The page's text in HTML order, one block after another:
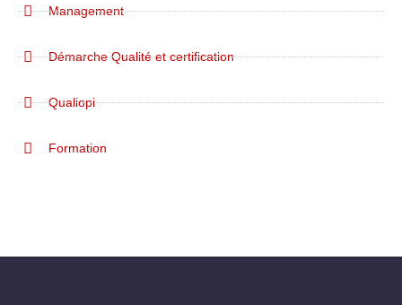
Management
Démarche Qualité et certification
Qualiopi
Formation